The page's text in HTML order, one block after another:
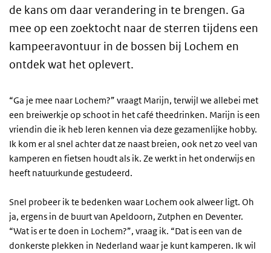
de kans om daar verandering in te brengen. Ga
mee op een zoektocht naar de sterren tijdens een
kampeeravontuur in de bossen bij Lochem en
ontdek wat het oplevert.
“Ga je mee naar Lochem?” vraagt Marijn, terwijl we allebei met
een breiwerkje op schoot in het café theedrinken. Marijn is een
vriendin die ik heb leren kennen via deze gezamenlijke hobby.
Ik kom er al snel achter dat ze naast breien, ook net zo veel van
kamperen en fietsen houdt als ik. Ze werkt in het onderwijs en
heeft natuurkunde gestudeerd.
Snel probeer ik te bedenken waar Lochem ook alweer ligt. Oh
ja, ergens in de buurt van Apeldoorn, Zutphen en Deventer.
“Wat is er te doen in Lochem?”, vraag ik. “Dat is een van de
donkerste plekken in Nederland waar je kunt kamperen. Ik wil